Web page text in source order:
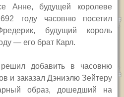
Анне, будущей королеве
году часовню посетил
будущий король
— его брат Карл.
добавить в часовню
и заказал Дэниэлю Зейтеру
образ, дошедший на